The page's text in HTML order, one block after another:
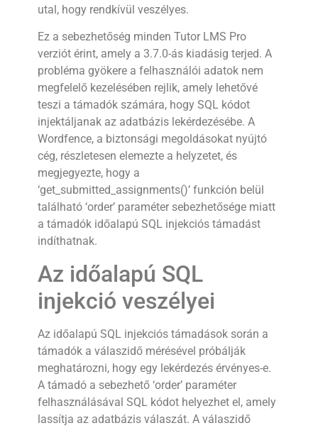
utal, hogy rendkívül veszélyes.
Ez a sebezhetőség minden Tutor LMS Pro
verziót érint, amely a 3.7.0-ás kiadásig terjed. A
probléma gyökere a felhasználói adatok nem
megfelelő kezelésében rejlik, amely lehetővé
teszi a támadók számára, hogy SQL kódot
injektáljanak az adatbázis lekérdezésébe. A
Wordfence, a biztonsági megoldásokat nyújtó
cég, részletesen elemezte a helyzetet, és
megjegyezte, hogy a
‘get_submitted_assignments()’ funkción belül
található ‘order’ paraméter sebezhetősége miatt
a támadók időalapú SQL injekciós támadást
indíthatnak.
Az időalapú SQL
injekció veszélyei
Az időalapú SQL injekciós támadások során a
támadók a válaszidő mérésével próbálják
meghatározni, hogy egy lekérdezés érvényes-e.
A támadó a sebezhető ‘order’ paraméter
felhasználásával SQL kódot helyezhet el, amely
lassítja az adatbázis válaszát. A válaszidő